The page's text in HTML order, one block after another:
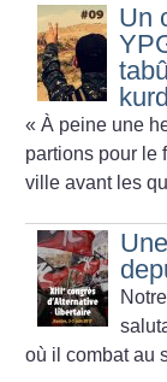
Un
« À peine une
partions pour le
ville avant les
où il combat au